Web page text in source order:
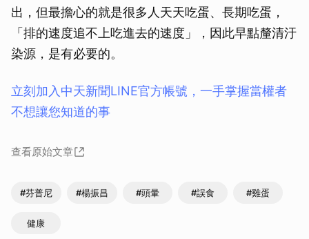
出，但最擔心的就是很多人天天吃蛋、長期吃蛋，
「排的速度追不上吃進去的速度」，因此早點釐清汙
染源，是有必要的。
立刻加入中天新聞LINE官方帳號，一手掌握當權者
不想讓您知道的事
查看原始文章
#芬普尼 #楊振昌 #頭暈 #誤食 #雞蛋
健康